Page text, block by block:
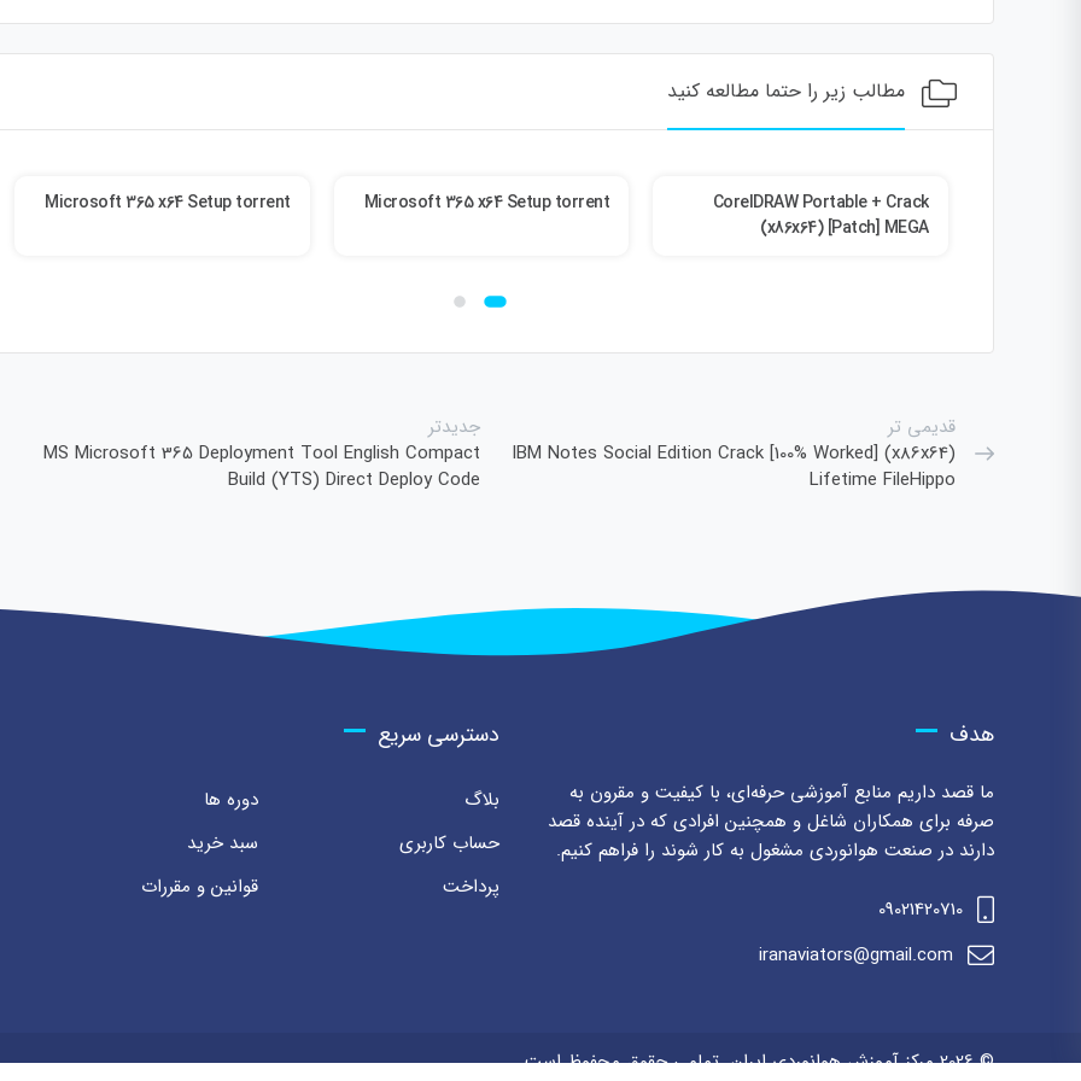
مطالب زیر را حتما مطالعه کنید
CorelDRAW Portable + Crack
(x86x64) [Patch] MEGA
Microsoft 365 x64 Setup torrent
Microsoft 365 x64 Setup torrent
قدیمی تر
IBM Notes Social Edition Crack [100% Worked] (x86x64)
Lifetime FileHippo
جدیدتر
MS Microsoft 365 Deployment Tool English Compact
Build (YTS) Direct Deploy Code
هدف
ما قصد داریم منابع آموزشی حرفه‌ای، با کیفیت و مقرون به
صرفه برای همکاران شاغل و همچنین افرادی که در آینده قصد
دارند در صنعت هوانوردی مشغول به کار شوند را فراهم کنیم.
09021420710
iranaviators@gmail.com
دسترسی سریع
بلاگ
دوره ها
حساب کاربری
سبد خرید
پرداخت
قوانین و مقررات
© 2026 مرکز آموزش هوانوردی ایران. تمامی حقوق محفوظ است